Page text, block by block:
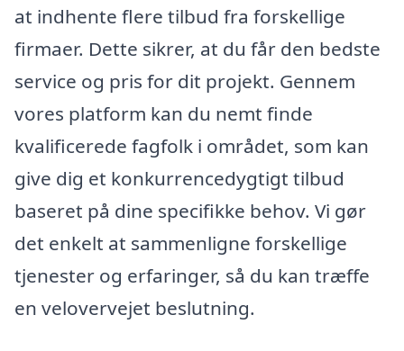
at indhente flere tilbud fra forskellige
firmaer. Dette sikrer, at du får den bedste
service og pris for dit projekt. Gennem
vores platform kan du nemt finde
kvalificerede fagfolk i området, som kan
give dig et konkurrencedygtigt tilbud
baseret på dine specifikke behov. Vi gør
det enkelt at sammenligne forskellige
tjenester og erfaringer, så du kan træffe
en velovervejet beslutning.